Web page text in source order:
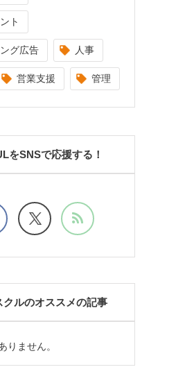
ト
グ広告 人事
営業支援 管理
をSNSで応援する！
クルのオススメの記事
りません。